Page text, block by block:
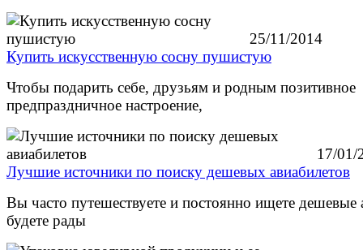
25/11/2014
Купить искусственную сосну пушистую
Чтобы подарить себе, друзьям и родным позитивное
предпраздничное настроение,
17/01/
Лучшие источники по поиску дешевых авиабилетов
Вы часто путешествуете и постоянно ищете
будете рады